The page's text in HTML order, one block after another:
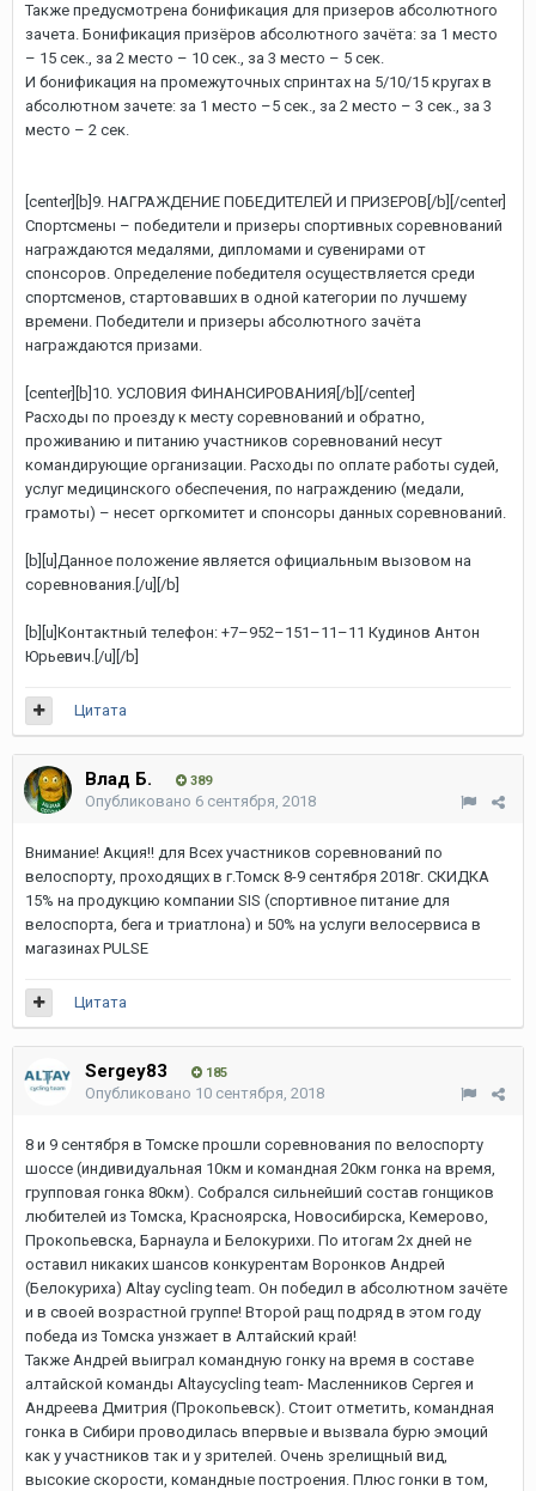
Также предусмотрена бонификация для призеров абсолютного
зачета. Бонификация призёров абсолютного зачёта: за 1 место
– 15 сек., за 2 место – 10 сек., за 3 место – 5 сек.
И бонификация на промежуточных спринтах на 5/10/15 кругах в
абсолютном зачете: за 1 место –5 сек., за 2 место – 3 сек., за 3
место – 2 сек.
[center][b]9. НАГРАЖДЕНИЕ ПОБЕДИТЕЛЕЙ И ПРИЗЕРОВ[/b][/center]
Спортсмены – победители и призеры спортивных соревнований
награждаются медалями, дипломами и сувенирами от
спонсоров. Определение победителя осуществляется среди
спортсменов, стартовавших в одной категории по лучшему
времени. Победители и призеры абсолютного зачёта
награждаются призами.
[center][b]10. УСЛОВИЯ ФИНАНСИРОВАНИЯ[/b][/center]
Расходы по проезду к месту соревнований и обратно,
проживанию и питанию участников соревнований несут
командирующие организации. Расходы по оплате работы судей,
услуг медицинского обеспечения, по награждению (медали,
грамоты) – несет оргкомитет и спонсоры данных соревнований.
[b][u]Данное положение является официальным вызовом на
соревнования.[/u][/b]
[b][u]Контактный телефон: +7–952–151–11–11 Кудинов Антон
Юрьевич.[/u][/b]
Цитата
Влад Б. 389
Опубликовано 6 сентября, 2018
Внимание! Акция!! для Всех участников соревнований по
велоспорту, проходящих в г.Томск 8-9 сентября 2018г. СКИДКА
15% на продукцию компании SIS (спортивное питание для
велоспорта, бега и триатлона) и 50% на услуги велосервиса в
магазинах PULSE
Цитата
Sergey83 185
Опубликовано 10 сентября, 2018
8 и 9 сентября в Томске прошли соревнования по велоспорту
шоссе (индивидуальная 10км и командная 20км гонка на время,
групповая гонка 80км). Собрался сильнейший состав гонщиков
любителей из Томска, Красноярска, Новосибирска, Кемерово,
Прокопьевска, Барнаула и Белокурихи. По итогам 2х дней не
оставил никаких шансов конкурентам Воронков Андрей
(Белокуриха) Altay cycling team. Он победил в абсолютном зачёте
и в своей возрастной группе! Второй ращ подряд в этом году
победа из Томска унзжает в Алтайский край!
Также Андрей выиграл командную гонку на время в составе
алтайской команды Altaycycling team- Масленников Сергея и
Андреева Дмитрия (Прокопьевск). Стоит отметить, командная
гонка в Сибири проводилась впервые и вызвала бурю эмоций
как у участников так и у зрителей. Очень зрелищный вид,
высокие скорости, командные построения. Плюс гонки в том,